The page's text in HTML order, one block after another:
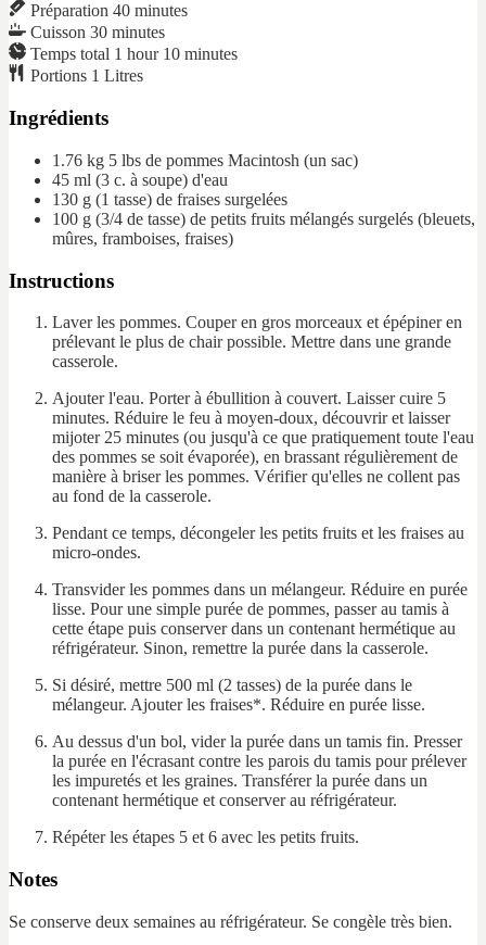
Préparation 40 minutes
Cuisson 30 minutes
Temps total 1 hour 10 minutes
Portions 1 Litres
Ingrédients
1.76 kg 5 lbs de pommes Macintosh (un sac)
45 ml (3 c. à soupe) d'eau
130 g (1 tasse) de fraises surgelées
100 g (3/4 de tasse) de petits fruits mélangés surgelés (bleuets,
mûres, framboises, fraises)
Instructions
Laver les pommes. Couper en gros morceaux et épépiner en
prélevant le plus de chair possible. Mettre dans une grande
casserole.
Ajouter l'eau. Porter à ébullition à couvert. Laisser cuire 5
minutes. Réduire le feu à moyen-doux, découvrir et laisser
mijoter 25 minutes (ou jusqu'à ce que pratiquement toute l'eau
des pommes se soit évaporée), en brassant régulièrement de
manière à briser les pommes. Vérifier qu'elles ne collent pas
au fond de la casserole.
Pendant ce temps, décongeler les petits fruits et les fraises au
micro-ondes.
Transvider les pommes dans un mélangeur. Réduire en purée
lisse. Pour une simple purée de pommes, passer au tamis à
cette étape puis conserver dans un contenant hermétique au
réfrigérateur. Sinon, remettre la purée dans la casserole.
Si désiré, mettre 500 ml (2 tasses) de la purée dans le
mélangeur. Ajouter les fraises*. Réduire en purée lisse.
Au dessus d'un bol, vider la purée dans un tamis fin. Presser
la purée en l'écrasant contre les parois du tamis pour prélever
les impuretés et les graines. Transférer la purée dans un
contenant hermétique et conserver au réfrigérateur.
Répéter les étapes 5 et 6 avec les petits fruits.
Notes
Se conserve deux semaines au réfrigérateur. Se congèle très bien.